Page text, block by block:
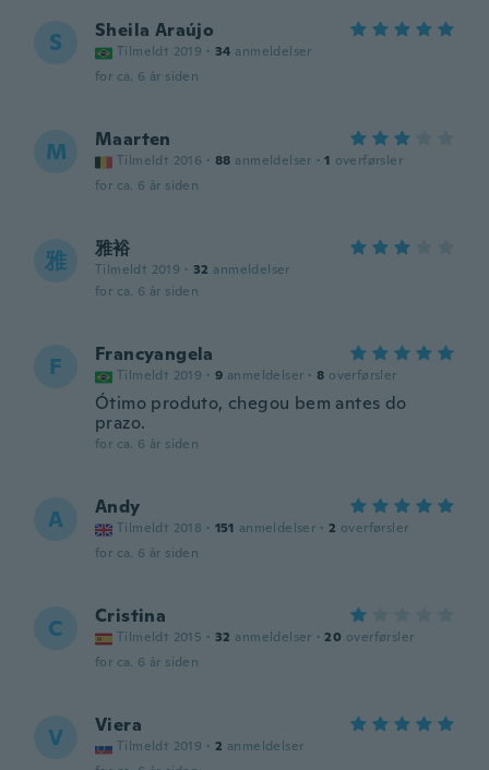
S Sheila Araújo
Tilmeldt 2019 · 34 anmeldelser
for ca. 6 år siden
M Maarten
Tilmeldt 2016 · 88 anmeldelser · 1 overførsler
for ca. 6 år siden
雅 雅裕
Tilmeldt 2019 · 32 anmeldelser
for ca. 6 år siden
F Francyangela
Tilmeldt 2019 · 9 anmeldelser · 8 overførsler
Ótimo produto, chegou bem antes do
prazo.
for ca. 6 år siden
A Andy
Tilmeldt 2018 · 151 anmeldelser · 2 overførsler
for ca. 6 år siden
C Cristina
Tilmeldt 2015 · 32 anmeldelser · 20 overførsler
for ca. 6 år siden
V Viera
Tilmeldt 2019 · 2 anmeldelser